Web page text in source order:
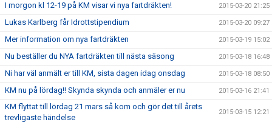
I morgon kl 12-19 på KM visar vi nya fartdräkten! 2015-03-20 21:25
Lukas Karlberg får Idrottstipendium 2015-03-20 09:27
Mer information om nya fartdräkten 2015-03-19 15:02
Nu beställer du NYA fartdräkten till nästa säsong 2015-03-18 16:48
Ni har väl anmält er till KM, sista dagen idag onsdag 2015-03-18 08:50
KM nu på lördag!! Skynda skynda och anmäler er nu 2015-03-16 21:41
KM flyttat till lördag 21 mars så kom och gör det till årets
trevligaste händelse
2015-03-15 12:21